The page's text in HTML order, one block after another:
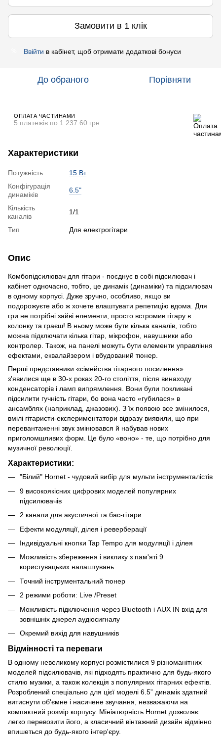
Замовити в 1 клік
Ввійти в кабінет, щоб отримати додаткові бонуси
До обраного Порівняти
ОПЛАТА ЧАСТИНАМИ
5 платежів по 1 237.60 грн
Характеристики
Потужність
15 Вт
Конфігурація
динаміків
6.5"
Кількість
каналів
1/1
Тип Для електрогітари
Опис
Комбопідсилювач для гітари - поєднує в собі підсилювач і
кабінет одночасно, тобто, це динамік (динаміки) та підсилювач
в одному корпусі. Дуже зручно, особливо, якщо ви
подорожуєте або ж хочете влаштувати репетицію вдома. Для
гри не потрібні зайві елементи, просто встромив гітару в
колонку та граєш! В ньому може бути кілька каналів, тобто
можна підключати кілька гітар, мікрофон, навушники або
контролер. Також, на панелі можуть бути елементи управління
ефектами, еквалайзером і вбудований тюнер.
Перші представники «сімейства гітарного посилення»
з'явилися ще в 30-х роках 20-го століття, після винаходу
конденсаторів і ламп випрямлення. Вони були покликані
підсилити гучність гітари, бо вона часто «губилася» в
ансамблях (наприклад, джазових). З їх появою все змінилося,
вмілі гітаристи-експериментатори відразу виявили, що при
перевантаженні звук змінювався й набував нових
приголомшливих форм. Це було «воно» - те, що потрібно для
музичної революції.
Характеристики:
"Білий" Hornet - чудовий вибір для мульти інструменталістів
9 високоякісних цифрових моделей популярних
підсилювачів
2 канали для акустичної та бас-гітари
Ефекти модуляції, ділея і реверберації
Індивідуальні кнопки Tap Tempo для модуляції і ділея
Можливість збереження і виклику з пам'яті 9
користувацьких налаштувань
Точний інструментальний тюнер
2 режими роботи: Live /Preset
Можливість підключення через Bluetooth і AUX IN вхід для
зовнішніх джерел аудіосигналу
Окремий вихід для навушників
Відмінності та переваги
В одному невеликому корпусі розмістилися 9 різноманітних
моделей підсилювачів, які підходять практично для будь-якого
стилю музики, а також колекція з популярних гітарних ефектів.
Розроблений спеціально для цієї моделі 6.5” динамік здатний
витиснути об'ємне і насичене звучання, незважаючи на
компактний розмір корпусу. Мініатюрність Hornet дозволяє
легко перевозити його, а класичний вінтажний дизайн відмінно
впишеться до будь-якого інтер'єру.